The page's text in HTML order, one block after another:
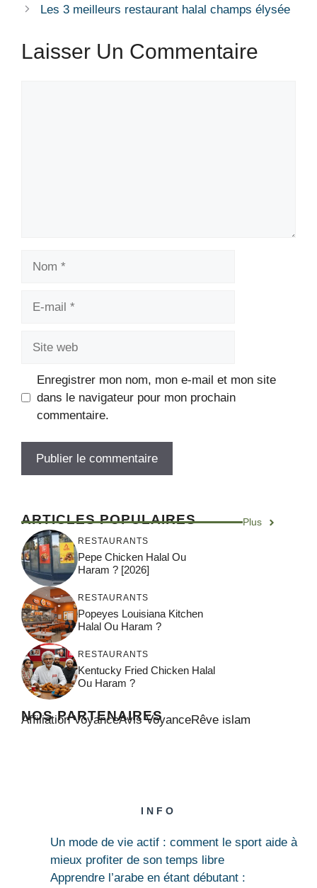
Les 3 meilleurs restaurant halal champs élysée
Laisser Un Commentaire
Enregistrer mon nom, mon e-mail et mon site
dans le navigateur pour mon prochain
commentaire.
ARTICLES POPULAIRES Plus
RESTAURANTS
Pepe Chicken Halal Ou
Haram ? [2026]
RESTAURANTS
Popeyes Louisiana Kitchen
Halal Ou Haram ?
RESTAURANTS
Kentucky Fried Chicken Halal
Ou Haram ?
NOS PARTENAIRES
Affiliation VoyanceAvis VoyanceRêve islam
INFO
Un mode de vie actif : comment le sport aide à
mieux profiter de son temps libre
Apprendre l’arabe en étant débutant :